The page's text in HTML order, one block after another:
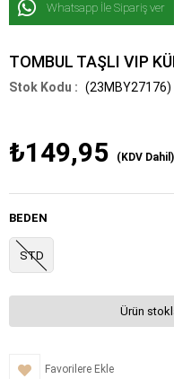
Whatsapp İle Sipariş ver
TOMBUL TAŞLI VIP
(23MBY27176)
₺149,95 (KDV Dahil)
BEDEN
STD
Ürün
Favorilere Ekle